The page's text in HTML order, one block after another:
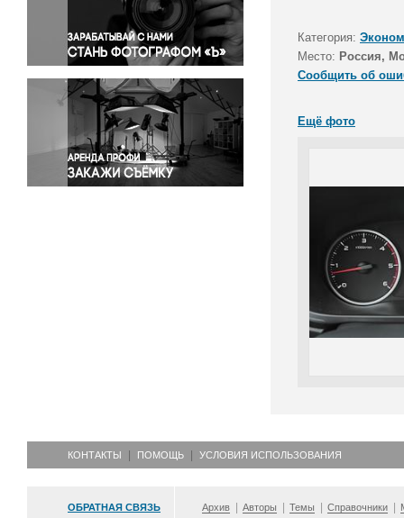
Правосудие
Происшествия и конфликты
Религия
Светская жизнь
Спорт
Экология
Экономика и бизнес
Категория:
Место: Россия,
Сообщить об
Ещё фото
КОНТАКТЫ ПОМОЩЬ УСЛОВИЯ ИСПОЛЬЗОВАНИЯ
ОБРАТНАЯ СВЯЗЬ Архив Авторы Темы Справочники